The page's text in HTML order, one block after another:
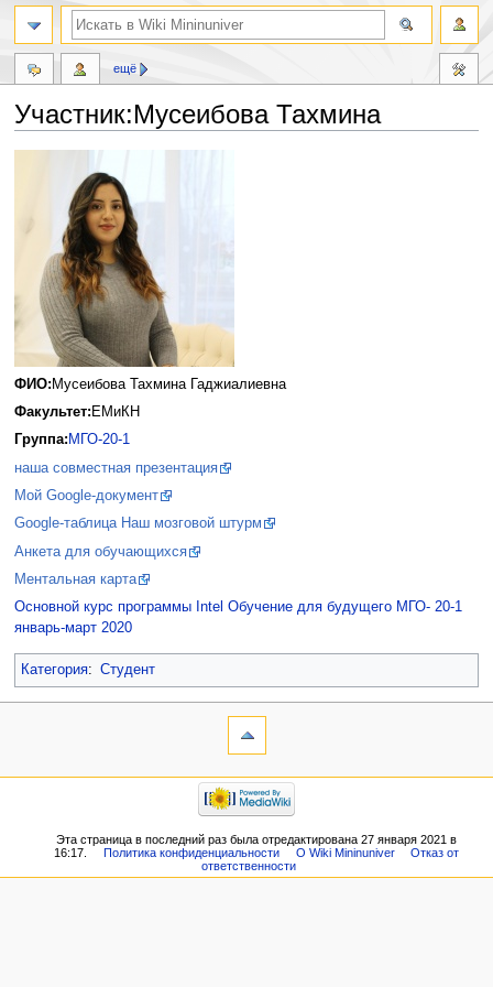
Участник:Мусеибова Тахмина
навигации
ФИО: Мусеибова Тахмина Гаджиалиевна
Факультет: ЕМиКН
Группа: МГО-20-1
наша совместная презентация
Мой Google-документ
Google-таблица Наш мозговой штурм
Анкета для обучающихся
Ментальная карта
Основной курс программы Intel Обучение для будущего МГО- 20-1
январь-март 2020
Категория: Студент
ещё
Эта страница в последний раз была отредактирована 27 января 2021 в
16:17.
Политика конфиденциальности О Wiki Mininuniver
Отказ от
ответственности